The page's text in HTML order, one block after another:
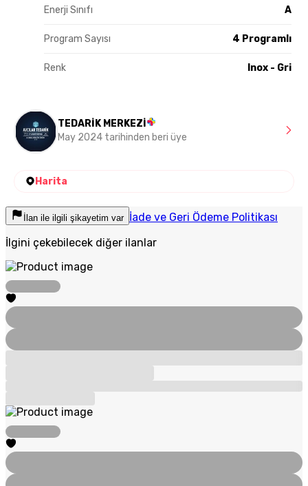
Enerji Sınıfı A
Program Sayısı 4 Programlı
Renk Inox - Gri
TEDARİK MERKEZİ
May 2024 tarihinden beri üye
Harita
İlan ile ilgili şikayetim var İade ve Geri Ödeme Politikası
İlgini çekebilecek diğer ilanlar